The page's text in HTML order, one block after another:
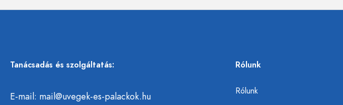
Tanácsadás és szolgáltatás:
E-mail: mail@uvegek-es-palackok.hu
Rólunk
Rólunk